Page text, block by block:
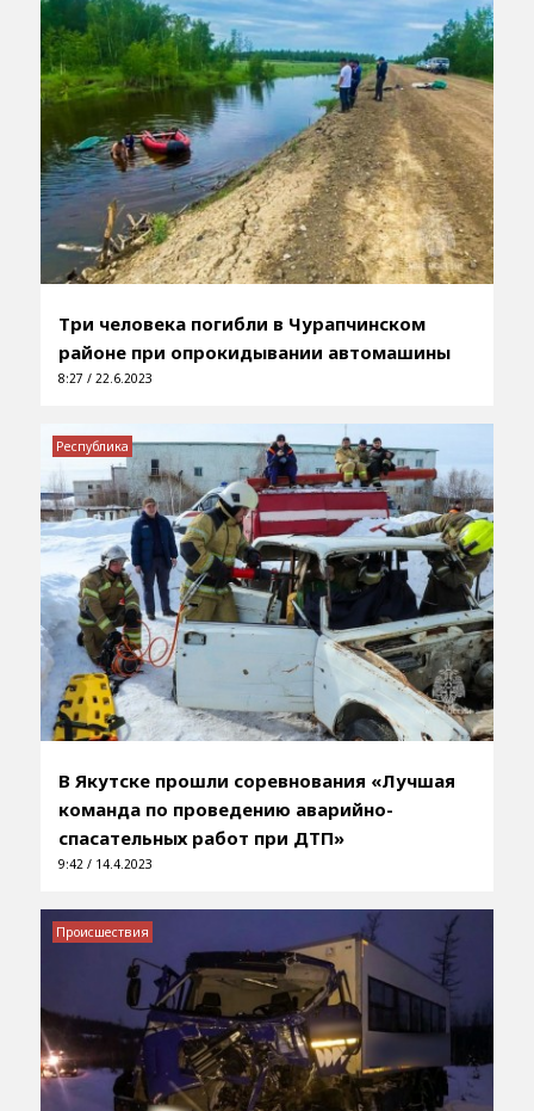
Три человека погибли в Чурапчинском
районе при опрокидывании автомашины
8:27 / 22.6.2023
В Якутске прошли соревнования «Лучшая
команда по проведению аварийно-
спасательных работ при ДТП»
9:42 / 14.4.2023
Республика
Происшествия